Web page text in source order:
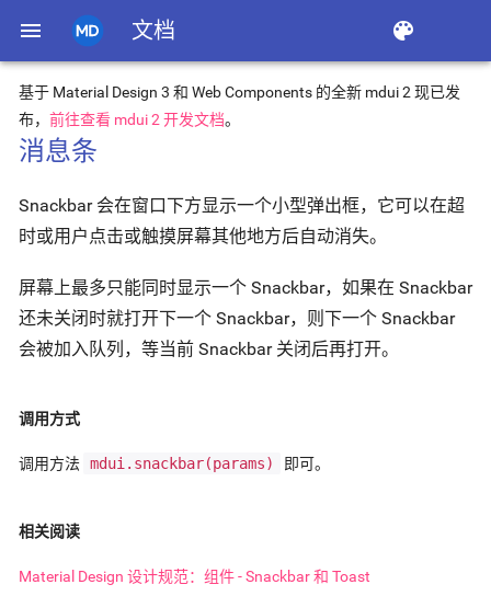
menu 文档 color_lens
基于 Material Design 3 和 Web Components 的全新 mdui 2 现已发
布， 前往查看 mdui 2 开发文档。
消息条
Snackbar 会在窗口下方显示一个小型弹出框，它可以在超
时或用户点击或触摸屏幕其他地方后自动消失。
屏幕上最多只能同时显示一个 Snackbar，如果在 Snackbar
还未关闭时就打开下一个 Snackbar，则下一个 Snackbar
会被加入队列，等当前 Snackbar 关闭后再打开。
调用方式
调用方法 mdui.snackbar(params) 即可。
相关阅读
Material Design 设计规范：组件 - Snackbar 和 Toast